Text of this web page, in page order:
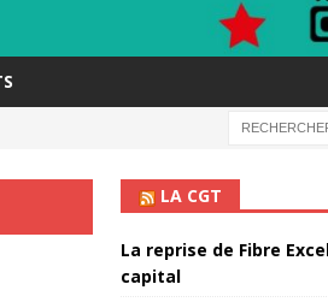
LA CGT
La reprise de Fibre
capital